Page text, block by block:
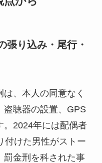
張り込み・尾行・
、本人の同意なく
盗聴器の設置、GPS
。2024年には配偶者
付けた男性がストー
罰金刑を科された事